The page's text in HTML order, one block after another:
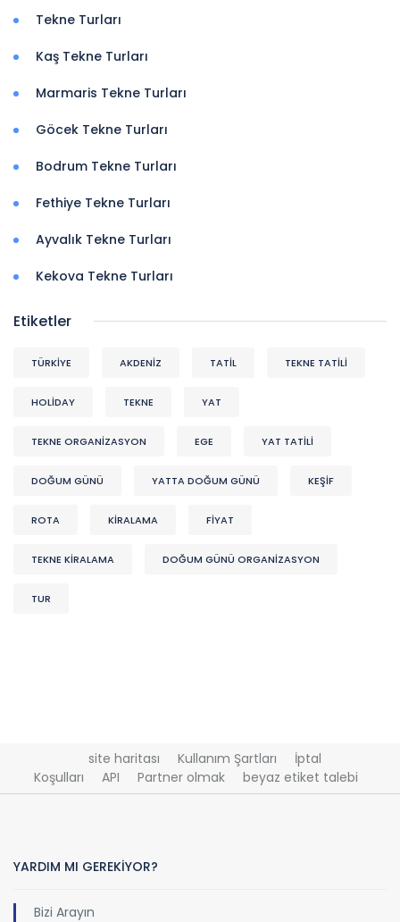
Tekne Turları
Kaş Tekne Turları
Marmaris Tekne Turları
Göcek Tekne Turları
Bodrum Tekne Turları
Fethiye Tekne Turları
Ayvalık Tekne Turları
Kekova Tekne Turları
Etiketler
TÜRKİYE AKDENIZ TATİL TEKNE TATİLİ
HOLİDAY TEKNE YAT
TEKNE ORGANIZASYON EGE YAT TATİLİ
DOĞUM GÜNÜ YATTA DOĞUM GÜNÜ KEŞIF
ROTA KİRALAMA FİYAT
TEKNE KİRALAMA DOĞUM GÜNÜ ORGANIZASYON
TUR
site haritası Kullanım Şartları
İptal
Koşulları
API Partner olmak beyaz etiket talebi
YARDIM MI GEREKİYOR?
Bizi Arayın